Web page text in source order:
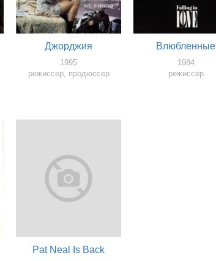
Джорджия
1995
режиссер, продюссер
Влюбленные
1984
режиссер
Pat Neal Is Back